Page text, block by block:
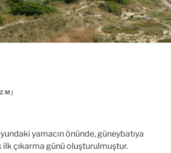
)
yamacın önünde, güneybatıya
ilk çıkarma günü oluşturulmuştur.